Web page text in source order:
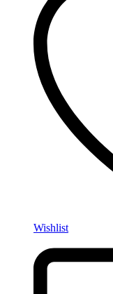
Wishlist